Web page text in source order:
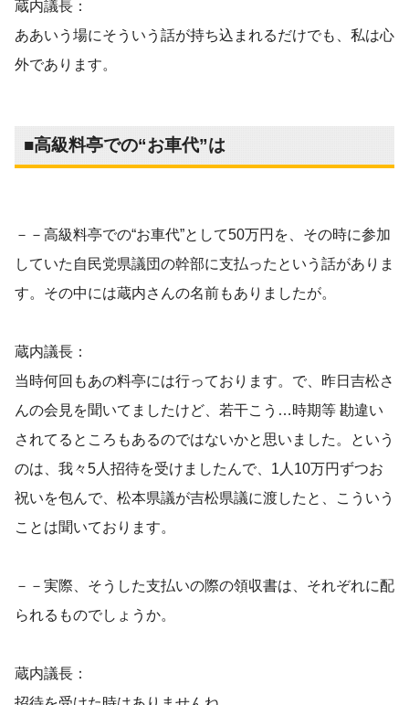
蔵内議長：
ああいう場にそういう話が持ち込まれるだけでも、私は心
外であります。
■高級料亭での“お車代”は
－－高級料亭での“お車代”として50万円を、その時に参加
していた自民党県議団の幹部に支払ったという話がありま
す。その中には蔵内さんの名前もありましたが。
蔵内議長：
当時何回もあの料亭には行っております。で、昨日吉松さ
んの会見を聞いてましたけど、若干こう…時期等 勘違い
されてるところもあるのではないかと思いました。という
のは、我々5人招待を受けましたんで、1人10万円ずつお
祝いを包んで、松本県議が吉松県議に渡したと、こういう
ことは聞いております。
－－実際、そうした支払いの際の領収書は、それぞれに配
られるものでしょうか。
蔵内議長：